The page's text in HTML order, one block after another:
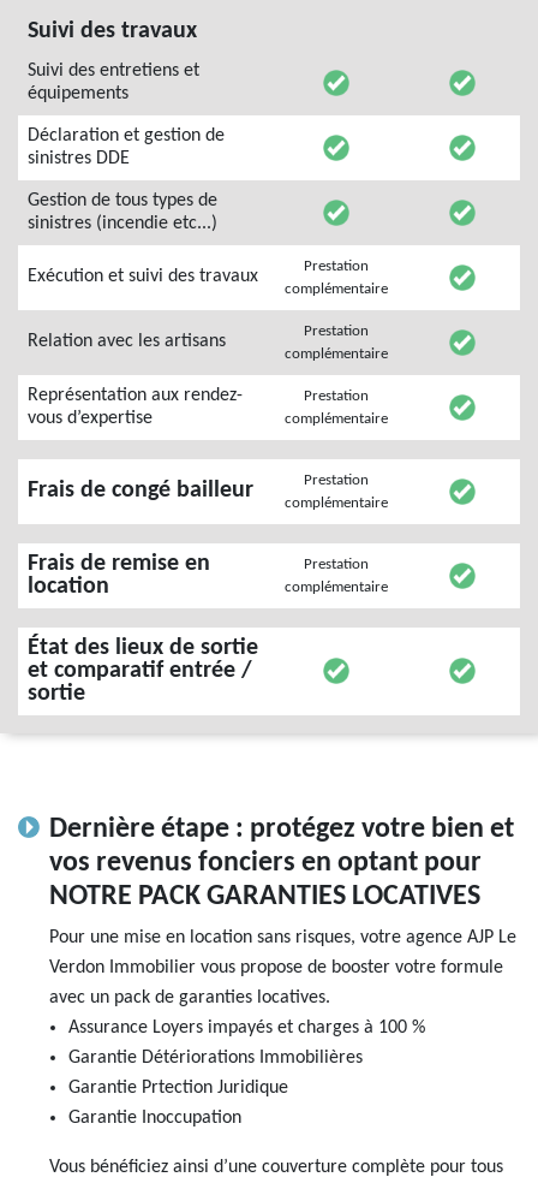
Suivi des travaux
Suivi des entretiens et
équipements
Déclaration et gestion de
sinistres DDE
Gestion de tous types de
sinistres (incendie etc...)
Exécution et suivi des travaux
Prestation
complémentaire
Relation avec les artisans
Prestation
complémentaire
Représentation aux rendez-
vous d’expertise
Prestation
complémentaire
Frais de congé bailleur
Prestation
complémentaire
Frais de remise en
location
Prestation
complémentaire
État des lieux de sortie
et comparatif entrée /
sortie
Dernière étape : protégez votre bien et
vos revenus fonciers en optant pour
NOTRE PACK GARANTIES LOCATIVES
Pour une mise en location sans risques, votre agence AJP Le
Verdon Immobilier vous propose de booster votre formule
avec un pack de garanties locatives.
Assurance Loyers impayés et charges à 100 %
Garantie Détériorations Immobilières
Garantie Prtection Juridique
Garantie Inoccupation
Vous bénéficiez ainsi d’une couverture complète pour tous